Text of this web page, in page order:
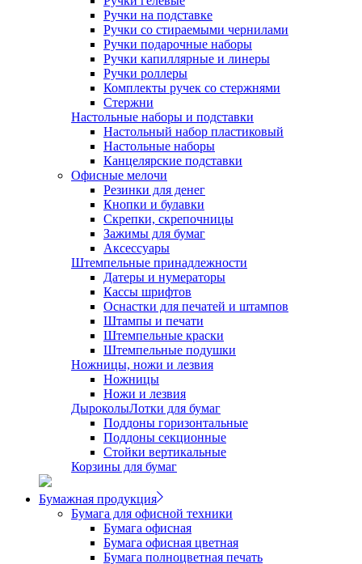
Ручки на подставке
Ручки со стираемыми чернилами
Ручки подарочные наборы
Ручки капиллярные и линеры
Ручки роллеры
Комплекты ручек со стержнями
Стержни
Настольные наборы и подставки
Настольный набор пластиковый
Настольные наборы
Канцелярские подставки
Офисные мелочи
Резинки для денег
Кнопки и булавки
Скрепки, скрепочницы
Зажимы для бумаг
Аксессуары
Штемпельные принадлежности
Датеры и нумераторы
Кассы шрифтов
Оснастки для печатей и штампов
Штампы и печати
Штемпельные краски
Штемпельные подушки
Ножницы, ножи и лезвия
Ножницы
Ножи и лезвия
ДыроколыЛотки для бумаг
Поддоны горизонтальные
Поддоны секционные
Стойки вертикальные
Корзины для бумаг
Бумажная продукция
Бумага для офисной техники
Бумага офисная
Бумага офисная цветная
Бумага полноцветная печать